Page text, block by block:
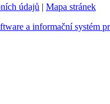
údajů | Mapa stránek
a informační systém